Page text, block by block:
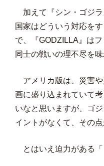
加えて『シン・ゴジラ
国家はどういう対応を
で、『GODZILLA』は
同士の戦いの理不尽を
アメリカ版は、災害や
画に盛り込まれていて
いなと思いますが、ゴ
イントがなくて、その点
とはいえ迫力がある「